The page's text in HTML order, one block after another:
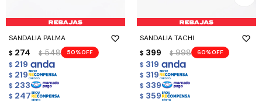
SANDALIA PALMA
$ 274 $ 548 50
$ 219
$ 219
$ 233
$ 247
SANDALIA TACHI
$ 399 $ 998 60
$ 319
$ 319
$ 339
$ 359